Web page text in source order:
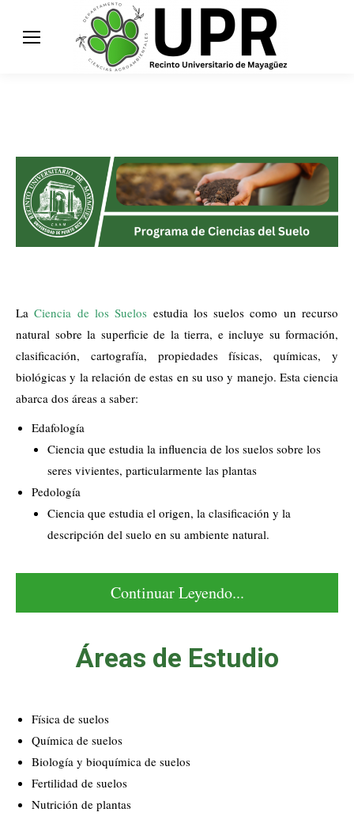
LaCiencia de los Suelos estudia los suelos como un recurso
natural sobre la superficie de la tierra, e incluye su formación,
clasificación, cartografía, propiedades físicas, químicas, y
biológicas y la relación de estas en su uso y manejo. Esta ciencia
abarca dos áreas a saber:
Edafología
Ciencia que estudia la influencia de los suelos sobre los
seres vivientes, particularmente las plantas
Pedología
Ciencia que estudia el origen, la clasificación y la
descripción del suelo en su ambiente natural.
Continuar Leyendo...
Áreas de Estudio
Física de suelos
Química de suelos
Biología y bioquímica de suelos
Fertilidad de suelos
Nutrición de plantas